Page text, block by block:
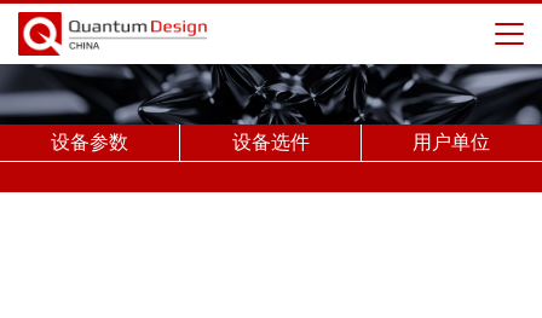
设备参数 设备选件 用户单位